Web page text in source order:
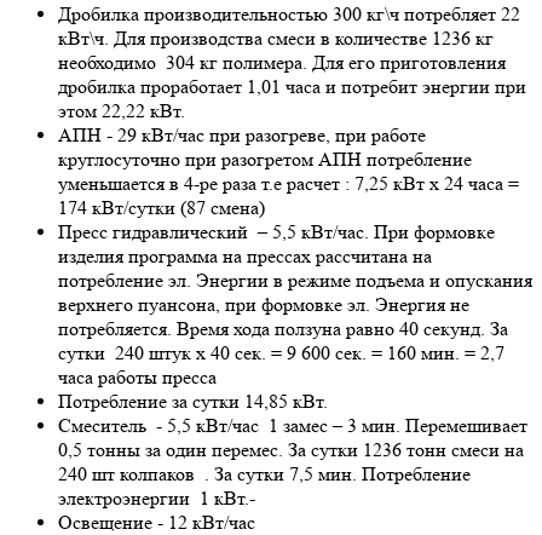
Дробилка производительностью 300 кг\ч потребляет 22
кВт\ч. Для производства смеси в количестве 1236 кг
необходимо 304 кг полимера. Для его приготовления
дробилка проработает 1,01 часа и потребит энергии при
этом 22,22 кВт.
АПН - 29 кВт/час при разогреве, при работе
круглосуточно при разогретом АПН потребление
уменьшается в 4-ре раза т.е расчет : 7,25 кВт х 24 часа =
174 кВт/сутки (87 смена)
Пресс гидравлический – 5,5 кВт/час. При формовке
изделия программа на прессах рассчитана на
потребление эл. Энергии в режиме подъема и опускания
верхнего пуансона, при формовке эл. Энергия не
потребляется. Время хода ползуна равно 40 секунд. За
сутки 240 штук х 40 сек. = 9 600 сек. = 160 мин. = 2,7
часа работы пресса
Потребление за сутки 14,85 кВт.
Смеситель - 5,5 кВт/час 1 замес – 3 мин. Перемешивает
0,5 тонны за один перемес. За сутки 1236 тонн смеси на
240 шт колпаков . За сутки 7,5 мин. Потребление
электроэнергии 1 кВт.-
Освещение - 12 кВт/час